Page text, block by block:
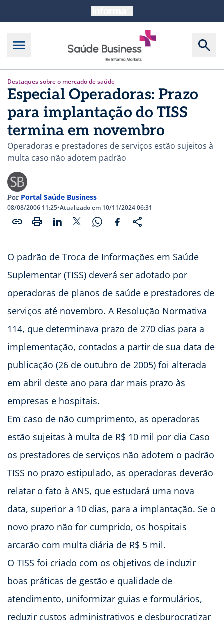
Destaques sobre o mercado de saúde
Especial Operadoras: Prazo
para implantação do TISS
termina em novembro
Operadoras e prestadores de serviços estão sujeitos à
multa caso não adotem padrão
Por Portal Saúde Business
08/08/2006 11:25•Atualizado em 10/11/2024 06:31
O padrão de Troca de Informações em Saúde
Suplementar (TISS) deverá ser adotado por
operadoras de planos de saúde e prestadores de
serviços até novembro. A Resolução Normativa
114, que determinava prazo de 270 dias para a
implementação, contados a partir de sua data de
publicação (26 de outubro de 2005) foi alterada
em abril deste ano para dar mais prazo às
empresas e hospitais.
Em caso de não cumprimento, as operadoras
estão sujeitas à multa de R$ 10 mil por dia Caso
os prestadores de serviços não adotem o padrão
TISS no prazo estipulado, as operadoras deverão
relatar o fato à ANS, que estudará uma nova
data, superior a 10 dias, para a implantação. Se o
novo prazo não for cumprido, os hospitais
arcarão com multa diária de R$ 5 mil.
O TISS foi criado com os objetivos de induzir
boas práticas de gestão e qualidade de
atendimento, uniformizar guias e formulários,
reduzir custos administrativos e desburocratizar